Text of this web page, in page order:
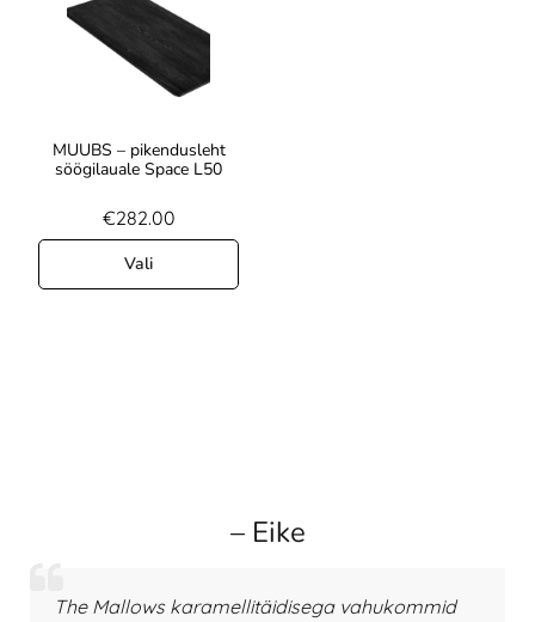
MUUBS – pikendusleht
söögilauale Space L50
€282.00
Vali
– Eike
The Mallows karamellitäidisega vahukommid